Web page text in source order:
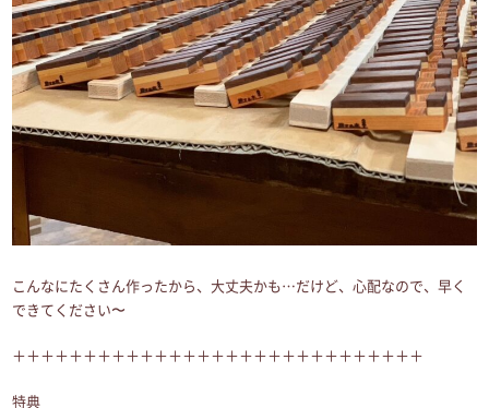
こんなにたくさん作ったから、大丈夫かも…だけど、心配なので、早く
できてください〜
＋＋＋＋＋＋＋＋＋＋＋＋＋＋＋＋＋＋＋＋＋＋＋＋＋＋＋＋＋
特典